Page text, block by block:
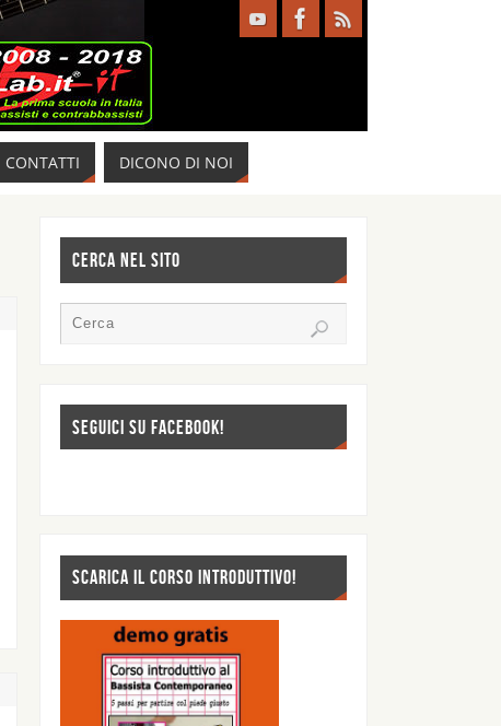
CONTATTI DICONO DI NOI
CERCA NEL SITO
SEGUICI SU FACEBOOK!
SCARICA IL CORSO INTRODUTTIVO!